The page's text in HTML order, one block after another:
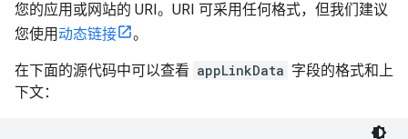
您的应用或网站的 URI。URI 可采用任何格式，但我们建议
您使用动态链接 。
在下面的源代码中可以查看 appLinkData 字段的格式和上
下文：